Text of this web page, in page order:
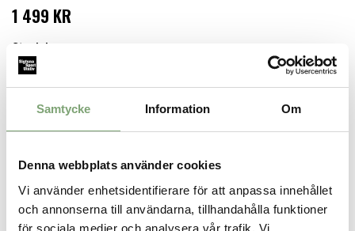
Samtycke Information Om
Denna webbplats använder cookies
Vi använder enhetsidentifierare för att anpassa innehållet
och annonserna till användarna, tillhandahålla funktioner
för sociala medier och analysera vår trafik. Vi
1 499 KR
Storlek
LÄGG I VARUKORGEN
Retroinspirerad tumhandske helt i nötnappa (färg 700700 är
tillverkad i Chrome-free Ecocuir nötnappa). Isolerad med G-
loft/polyester för ökad värme i kallare klimat. Löstagbart